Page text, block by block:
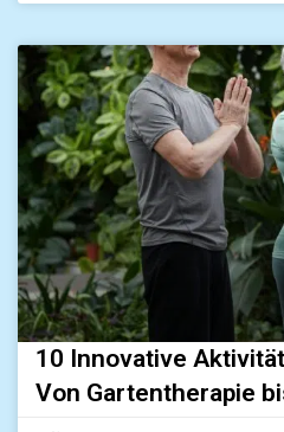
10 Innovative
Von Gartentherapie